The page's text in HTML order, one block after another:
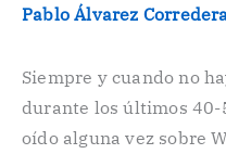
Pablo Álvarez
Siempre y cuando no
durante los últimos 40-
oído alguna vez sobre